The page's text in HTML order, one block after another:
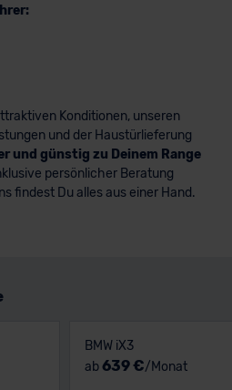
Konditionen, unseren
und der Haustürlieferung
und günstig zu Deinem Range
persönlicher Beratung
findest Du alles aus einer Hand.
BMW iX3
ab639 €/Monat